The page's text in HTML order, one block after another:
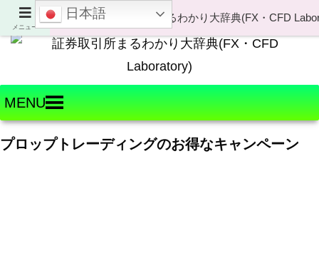
Welcome to FX・CFD Laboratory!
MENU
プロップトレーディングのお得なキャンペーン
メニュー
日本語